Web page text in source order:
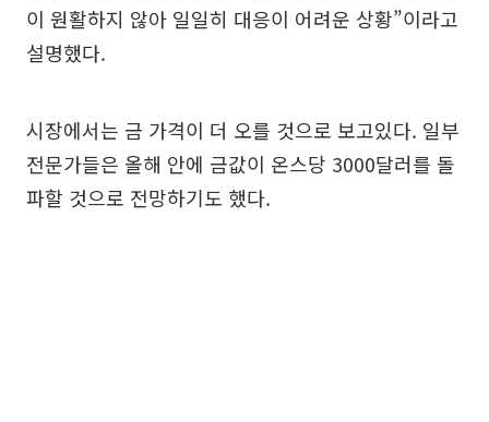
이 원활하지 않아 일일히 대응이 어려운 상황”이라고
설명했다.
시장에서는 금 가격이 더 오를 것으로 보고있다. 일부
전문가들은 올해 안에 금값이 온스당 3000달러를 돌
파할 것으로 전망하기도 했다.